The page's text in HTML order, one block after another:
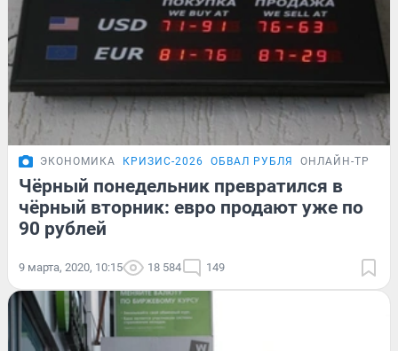
ЭКОНОМИКА КРИЗИС-2026 ОБВАЛ РУБЛЯ ОНЛАЙН-
Чёрный понедельник превратился в
чёрный вторник: евро продают уже по
90 рублей
9 марта, 2020, 10:15 18 584 149